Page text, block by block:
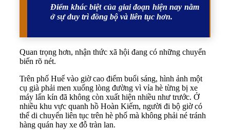
Điểm khác biệt của giai đoạn hiện nay nằm
ở sự duy trì đồng bộ và liên tục hơn.
Quan trọng hơn, nhận thức xã hội đang có những chuyển
biến rõ nét.
Trên phố Huế vào giờ cao điểm buổi sáng, hình ảnh một
cụ già phải men xuống lòng đường vì vỉa hè từng bị xe
máy lấn kín đã không còn xuất hiện nhiều như trước. Ở
nhiều khu vực quanh hồ Hoàn Kiếm, người đi bộ giờ có
thể di chuyển liên tục trên hè phố mà không phải né tránh
hàng quán hay xe đỗ tràn lan.